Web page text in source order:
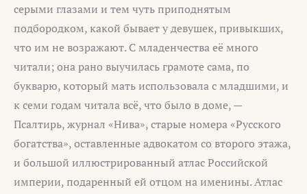
серыми глазами и тем чуть приподнятым
подбородком, какой бывает у девушек, привыкших,
что им не возражают. С младенчества её много
читали; она рано выучилась грамоте сама, по
букварю, который мать использовала с младшими, и
к семи годам читала всё, что было в доме, —
Псалтирь, журнал «Нива», старые номера «Русского
богатства», оставленные адвокатом со второго этажа,
и большой иллюстрированный атлас Российской
империи, подаренный ей отцом на именины. Атлас